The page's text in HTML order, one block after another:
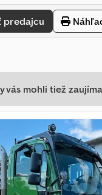
predajcu
vás mohli tiež